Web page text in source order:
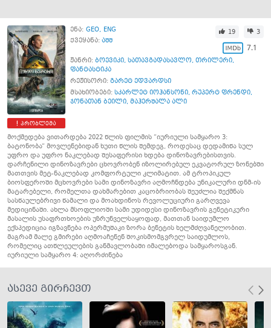
პრობლემა
ენა: GEO ENG
ქვეყანა: აშშ
19 3
7.1
ჟანრი: ბოევიკი, სათავგადასავლო, თრილერი,
ფანტასტიკა
რეჟისორი: გარეტ ედვარდსი
მსახიობები: სკარლეტ იოჰანსონი, რუპერტ ფრენდი,
ჯონათან ბეილი, მაჰერშალა ალი
მოქმედება ვითარდება 2022 წლის ფილმის “იურიული სამყარო 3:
ბატონობა“ მოვლენებიდან ხუთი წლის შემდეგ, როდესაც დედამიწა სულ
უფრო და უფრო ნაკლებად შესაფერისი ხდება დინოზავრებისთვის.
დარჩენილი დინოზავრები ცხოვრობენ იზოლირებულ ეკვატორულ ზონებში
მათთვის მეტ-ნაკლებად კომფორტული კლიმატით. ამ ტროპიკულ
ბიოსფეროში მცხოვრები სამი დინოზავრი აღმოჩნდება უნიკალური დნმ-ის
მატარებელი, რომელთა დახმარებით კაცობრიობას შეუძლია შექმნას
სასწაულებრივი წამალი და მოახდინოს რევოლუციური გარღვევა
მედიცინაში. ახლა მსოფლიოში სამი უდიდესი დინოზავრის გენეტიკური
მასალის უსაფრთხოების უზრუნველსაყოფად, მათთან საიდუმლო
ექსპედიცია იგზავნება ოპერმუშაკი ზორა ბენეტის ხელმძღვანელობით.
მაგრამ მალე გმირები აღმოაჩენენ შოკისმომგვრელ საიდუმლოს,
რომელიც ათწლეულების განმავლობაში იმალებოდა სამყაროსგან.
იურიული სამყარო 4: აღორძინება
ასევე გირჩევთ